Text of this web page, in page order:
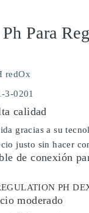
Para
redOx
3-0201
calidad
gracias a su
justo sin hacer
de conexión
PH
moderado